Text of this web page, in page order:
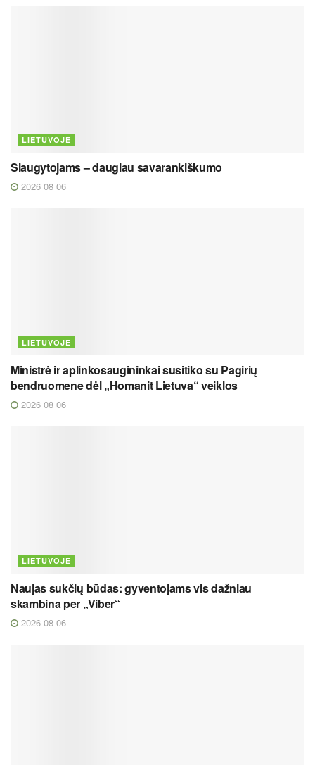
LIETUVOJE
Slaugytojams – daugiau savarankiškumo
2026 08 06
LIETUVOJE
Ministrė ir aplinkosaugininkai susitiko su Pagirių
bendruomene dėl „Homanit Lietuva“ veiklos
2026 08 06
LIETUVOJE
Naujas sukčių būdas: gyventojams vis dažniau
skambina per „Viber“
2026 08 06